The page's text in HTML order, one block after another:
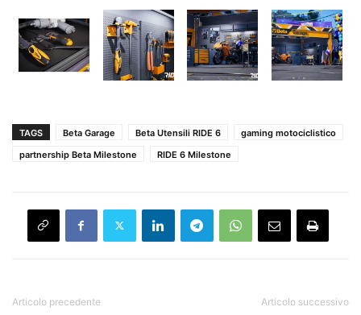
TAGS Beta Garage Beta Utensili RIDE 6
gaming motociclistico
partnership Beta Milestone
RIDE 6 Milestone
Articolo precedente Articolo successivo